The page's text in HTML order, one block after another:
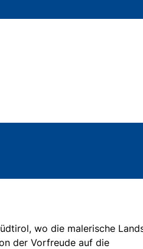
wo die malerische
der Vorfreude auf die